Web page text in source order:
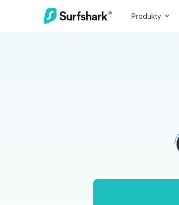
Produkty